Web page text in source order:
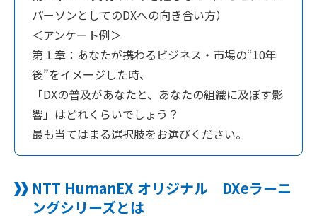
パーソンとしてのDXへの向き合い方）
＜アンケート例＞
第１章：あなたが携わるビジネス・市場の“10年
後”をイメージした時、
「DXの普及があなたと、あなたの組織に及ぼす影
響」はどれくらいでしょう？
最も当てはまる選択肢をお選びください。
NTT HumanEX オリジナル DXeラーニ
ングシリーズとは